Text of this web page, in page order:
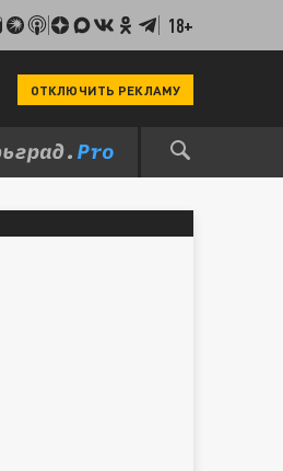
18+
ОТКЛЮЧИТЬ РЕКЛАМУ